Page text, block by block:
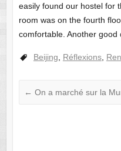
easily found our hostel for
room was on the fourth
comfortable. Another good
Beijing Réflexions,
← On a marché sur la